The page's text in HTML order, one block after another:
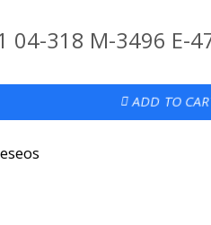
04-318 M-3496 E-
ADD TO